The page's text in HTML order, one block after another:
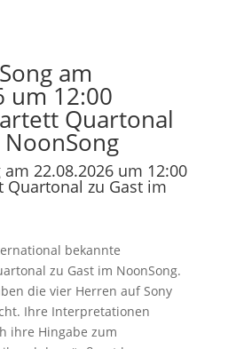
am
um 12:00
Quartonal
22.08.2026 um 12:00
Quartonal zu Gast im
bekannte
zu Gast im NoonSong.
die vier Herren auf Sony
Ihre Interpretationen
ihre Hingabe zum